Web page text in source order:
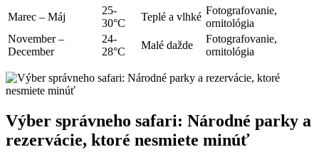
Marec – Máj
25-
30°C
Teplé⁣ a vlhké
Fotografovanie,
ornitológia
November –
December
24-
28°C
Malé dažde
Fotografovanie,
ornitológia
Výber správneho⁤ safari: Národné parky a
rezervácie, ktoré nesmiete ‍minúť